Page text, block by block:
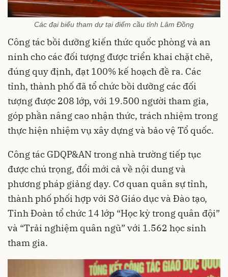
Các đại biểu tham dự tại điểm cầu tỉnh Lâm Đồng
Công tác bồi dưỡng kiến thức quốc phòng và an
ninh cho các đối tượng được triển khai chặt chẽ,
đúng quy định, đạt 100% kế hoạch đề ra. Các
tỉnh, thành phố đã tổ chức bồi dưỡng các đối
tượng được 208 lớp, với 19.500 người tham gia,
góp phần nâng cao nhận thức, trách nhiệm trong
thực hiện nhiệm vụ xây dựng và bảo vệ Tổ quốc.
Công tác GDQP&AN trong nhà trường tiếp tục
được chú trọng, đổi mới cả về nội dung và
phương pháp giảng dạy. Cơ quan quân sự tỉnh,
thành phố phối hợp với Sở Giáo dục và Đào tạo,
Tỉnh Đoàn tổ chức 14 lớp “Học kỳ trong quân đội”
và “Trải nghiệm quân ngũ” với 1.562 học sinh
tham gia.